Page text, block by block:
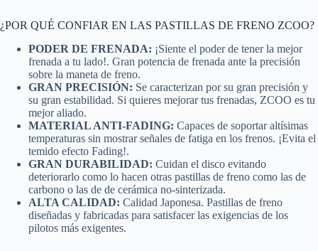
¿POR QUÉ CONFIAR EN LAS PASTILLAS DE FRENO ZCOO?
PODER DE FRENADA: ¡Siente el poder de tener la mejor
frenada a tu lado!. Gran potencia de frenada ante la precisión
sobre la maneta de freno.
GRAN PRECISIÓN: Se caracterizan por su gran precisión y
su gran estabilidad. Si quieres mejorar tus frenadas, ZCOO es tu
mejor aliado.
MATERIAL ANTI-FADING: Capaces de soportar altísimas
temperaturas sin mostrar señales de fatiga en los frenos. ¡Evita el
temido efecto Fading!.
GRAN DURABILIDAD: Cuidan el disco evitando
deteriorarlo como lo hacen otras pastillas de freno como las de
carbono o las de de cerámica no-sinterizada.
ALTA CALIDAD: Calidad Japonesa. Pastillas de freno
diseñadas y fabricadas para satisfacer las exigencias de los
pilotos más exigentes.